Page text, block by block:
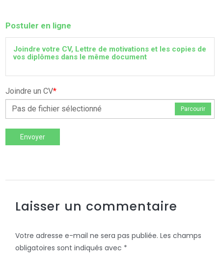
Postuler en ligne
Joindre votre CV, Lettre de motivations et les copies de
vos diplômes dans le même document
Joindre un CV*
Pas de fichier sélectionné
Parcourir
Envoyer
Laisser un commentaire
Votre adresse e-mail ne sera pas publiée. Les champs
obligatoires sont indiqués avec *